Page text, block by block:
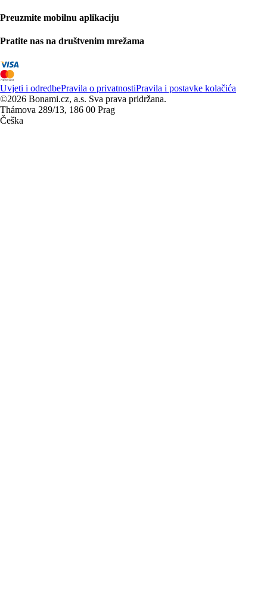
Preuzmite mobilnu aplikaciju
Pratite nas na društvenim mrežama
Uvjeti i odredbePravila o privatnostiPravila i postavke kolačića
©2026 Bonami.cz, a.s. Sva prava pridržana.
Thámova 289/13, 186 00 Prag
Češka